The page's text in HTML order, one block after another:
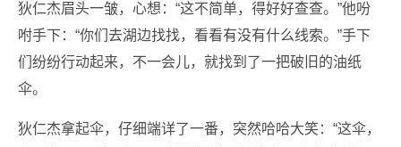
狄仁杰眉头一皱，心想：“这不简单，得好好查查。”他吩
咐手下：“你们去湖边找找，看看有没有什么线索。”手下
们纷纷行动起来，不一会儿，就找到了一把破旧的油纸
伞。
狄仁杰拿起伞，仔细端详了一番，突然哈哈大笑：“这伞，